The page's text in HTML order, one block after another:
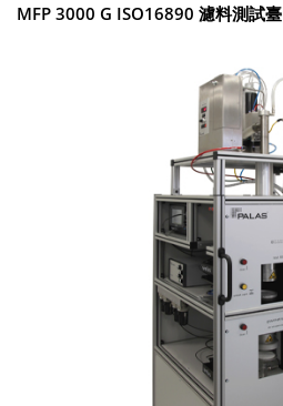
MFP 3000 G ISO16890 濾料測試臺